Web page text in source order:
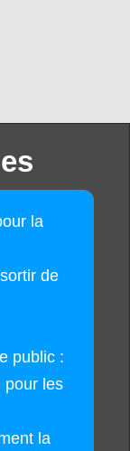
la
de
public :
pour les
la